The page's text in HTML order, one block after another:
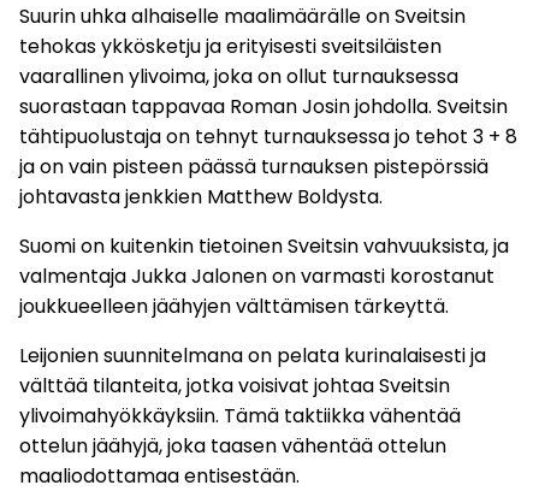
Suurin uhka alhaiselle maalimäärälle on Sveitsin
tehokas ykkösketju ja erityisesti sveitsiläisten
vaarallinen ylivoima, joka on ollut turnauksessa
suorastaan tappavaa Roman Josin johdolla. Sveitsin
tähtipuolustaja on tehnyt turnauksessa jo tehot 3 + 8
ja on vain pisteen päässä turnauksen pistepörssiä
johtavasta jenkkien Matthew Boldysta.
Suomi on kuitenkin tietoinen Sveitsin vahvuuksista, ja
valmentaja Jukka Jalonen on varmasti korostanut
joukkueelleen jäähyjen välttämisen tärkeyttä.
Leijonien suunnitelmana on pelata kurinalaisesti ja
välttää tilanteita, jotka voisivat johtaa Sveitsin
ylivoimahyökkäyksiin. Tämä taktiikka vähentää
ottelun jäähyjä, joka taasen vähentää ottelun
maaliodottamaa entisestään.